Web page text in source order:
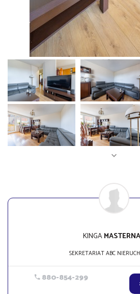
KINGA
SEKRETARIAT ABC
880-854-299